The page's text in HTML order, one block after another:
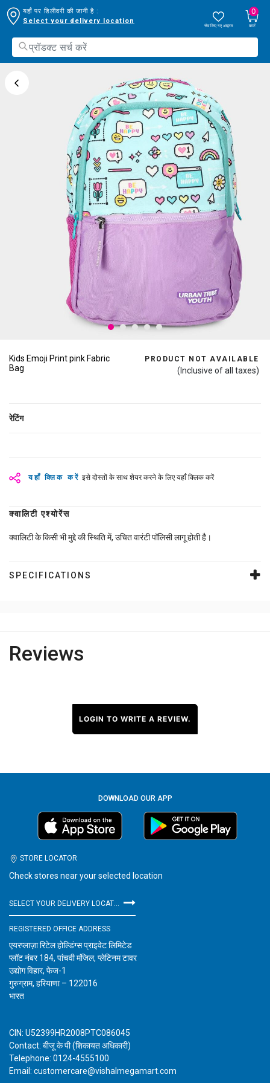
यहाँ पर डिलीवरी की जानी है :
Select your delivery location
सेव किए गए आइटम
0
कार्ट
Kids Emoji Print pink Fabric
Bag
PRODUCT NOT AVAILABLE
(Inclusive of all taxes)
रेटिंग
यहाँ क्लिक करें इसे दोस्तों के साथ शेयर करने के लिए यहाँ क्लिक करें
क्वालिटी एश्योरेंस
क्वालिटी के किसी भी मुद्दे की स्थिति में, उचित वारंटी पॉलिसी लागू होती है।
SPECIFICATIONS
Reviews
LOGIN TO WRITE A REVIEW.
DOWNLOAD OUR APP
STORE LOCATOR
Check stores near your selected location
REGISTERED OFFICE ADDRESS
एयरप्लाज़ा रिटेल होल्डिंग्स प्राइवेट लिमिटेड
प्लॉट नंबर 184, पांचवी मंजिल, प्लेटिनम टावर
उद्योग विहार, फेज-1
गुरुग्राम, हरियाणा – 122016
भारत
CIN: U52399HR2008PTC086045
Contact: बीजू के पी (शिकायत अधिकारी)
Telephone: 0124-4555100
Email: customercare@vishalmegamart.com